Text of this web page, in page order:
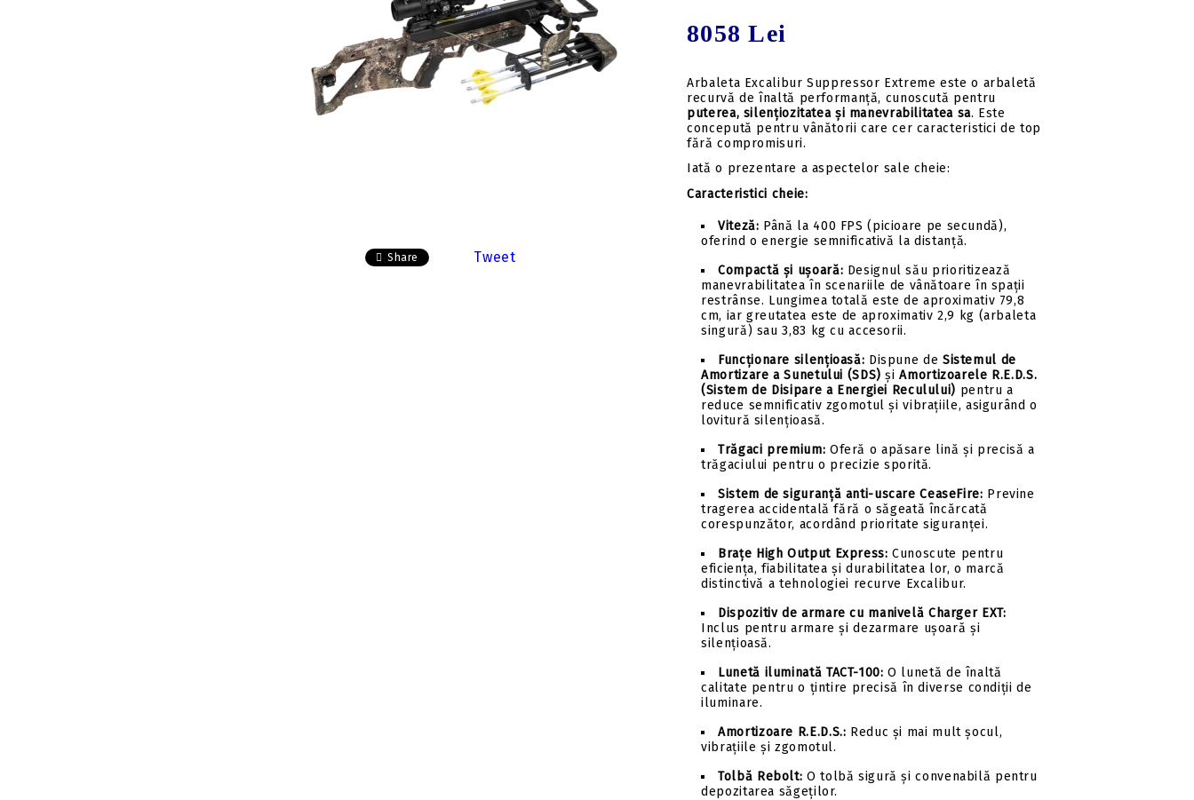
Insert-uri săgeți
Pene săgeți
Ceara & lubrifianti
Mecanisme incarcare
Componente
Share Tweet
8058 Lei
Arbaleta Excalibur Suppressor Extreme este o arbaletă
recurvă de înaltă performanță, cunoscută pentru
puterea, silențiozitatea și manevrabilitatea sa. Este
concepută pentru vânătorii care cer caracteristici de top
fără compromisuri.
Iată o prezentare a aspectelor sale cheie:
Caracteristici cheie:
Viteză: Până la 400 FPS (picioare pe secundă),
oferind o energie semnificativă la distanță.
Compactă și ușoară: Designul său prioritizează
manevrabilitatea în scenariile de vânătoare în spații
restrânse. Lungimea totală este de aproximativ 79,8
cm, iar greutatea este de aproximativ 2,9 kg (arbaleta
singură) sau 3,83 kg cu accesorii.
Funcționare silențioasă: Dispune de Sistemul de
Amortizare a Sunetului (SDS) șiAmortizoarele R.E.D.S.
(Sistem de Disipare a Energiei Reculului) pentru a
reduce semnificativ zgomotul și vibrațiile, asigurând o
lovitură silențioasă.
Trăgaci premium: Oferă o apăsare lină și precisă a
trăgaciului pentru o precizie sporită.
Sistem de siguranță anti-uscare CeaseFire: Previne
tragerea accidentală fără o săgeată încărcată
corespunzător, acordând prioritate siguranței.
Brațe High Output Express: Cunoscute pentru
eficiența, fiabilitatea și durabilitatea lor, o marcă
distinctivă a tehnologiei recurve Excalibur.
Dispozitiv de armare cu manivelă Charger EXT:
Inclus pentru armare și dezarmare ușoară și
silențioasă.
Lunetă iluminată TACT-100: O lunetă de înaltă
calitate pentru o țintire precisă în diverse condiții de
iluminare.
Amortizoare R.E.D.S.: Reduc și mai mult șocul,
vibrațiile și zgomotul.
Tolbă Rebolt: O tolbă sigură și convenabilă pentru
depozitarea săgeților.